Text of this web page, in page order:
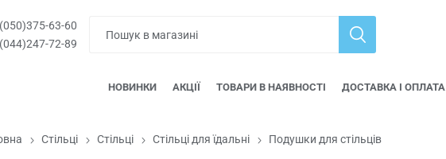
63-60
72-89
НОВИНКИ АКЦІЇ ТОВАРИ В НАЯВНОСТІ ДОСТАВКА І ОПЛАТА
Стільці Стільці Стільці для їдальні Подушки для стільців